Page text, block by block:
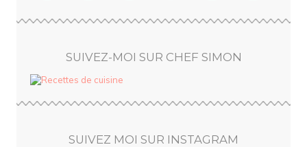
SUIVEZ-MOI SUR CHEF SIMON
SUIVEZ MOI SUR INSTAGRAM